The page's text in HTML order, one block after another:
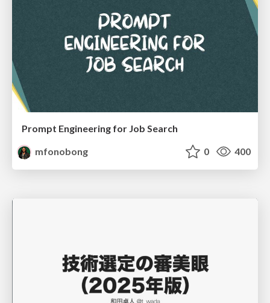
Prompt Engineering for Job Search
mfonobong
0 400